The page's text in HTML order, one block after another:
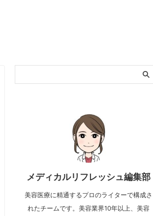
メディカルリフレッシュ編集部
美容医療に精通するプロのライターで構成さ
れたチームです。美容業界10年以上、美容